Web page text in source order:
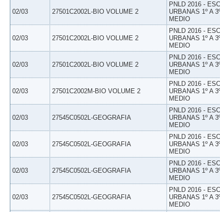
02/03 27501C2002L-BIO VOLUME 2
PNLD 2016 -
URBANAS 1º A
MEDIO
02/03 27501C2002L-BIO VOLUME 2
PNLD 2016 -
URBANAS 1º A
MEDIO
02/03 27501C2002L-BIO VOLUME 2
PNLD 2016 -
URBANAS 1º A
MEDIO
02/03 27501C2002M-BIO VOLUME 2
PNLD 2016 -
URBANAS 1º A
MEDIO
02/03 27545C0502L-GEOGRAFIA
PNLD 2016 -
URBANAS 1º A
MEDIO
02/03 27545C0502L-GEOGRAFIA
PNLD 2016 -
URBANAS 1º A
MEDIO
02/03 27545C0502L-GEOGRAFIA
PNLD 2016 -
URBANAS 1º A
MEDIO
02/03 27545C0502L-GEOGRAFIA
PNLD 2016 -
URBANAS 1º A
MEDIO